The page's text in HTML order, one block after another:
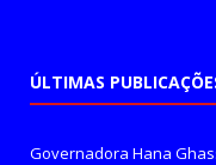
ÚLTIMAS
Governadora Hana